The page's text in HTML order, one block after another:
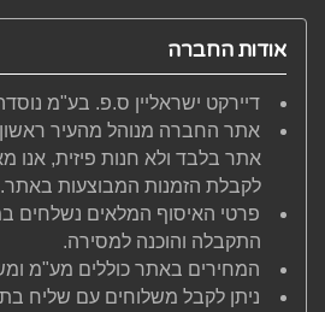
אודות החברה
דיירקט ישראליין ס.פ. בע"מ נוסדה
אתר החברה מנוהל מהעיר ראשון-
אתר בלבד ולא חנות פיזית, אנו
לקבלת הזמנות המבוצעות באתר.
פרטי האיסוף המלאים נשלחים
התקבלה והוכנה למסירה.
המחירים באתר כוללים מע"מ